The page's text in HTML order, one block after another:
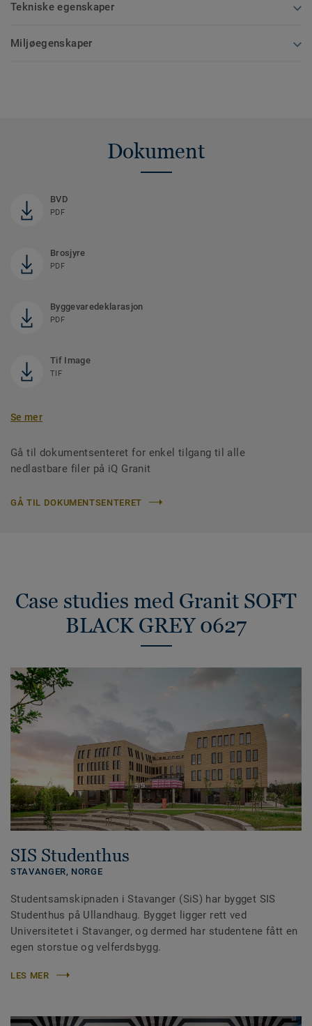
Tekniske egenskaper
Miljøegenskaper
Dokument
BVD
PDF
Brosjyre
PDF
Byggevaredeklarasjon
PDF
Tif Image
TIF
Se mer
Gå til dokumentsenteret for enkel tilgang til alle
nedlastbare filer på iQ Granit
GÅ TIL DOKUMENTSENTERET
Case studies med Granit SOFT
BLACK GREY 0627
SIS Studenthus
STAVANGER, NORGE
Studentsamskipnaden i Stavanger (SiS) har bygget SIS
Studenthus på Ullandhaug. Bygget ligger rett ved
Universitetet i Stavanger, og dermed har studentene fått en
egen storstue og velferdsbygg.
LES MER